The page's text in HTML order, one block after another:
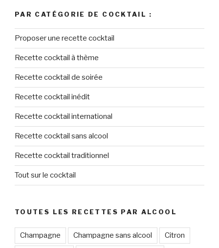
PAR CATÉGORIE DE COCKTAIL :
Proposer une recette cocktail
Recette cocktail à thème
Recette cocktail de soirée
Recette cocktail inédit
Recette cocktail international
Recette cocktail sans alcool
Recette cocktail traditionnel
Tout sur le cocktail
TOUTES LES RECETTES PAR ALCOOL
Champagne Champagne sans alcool Citron